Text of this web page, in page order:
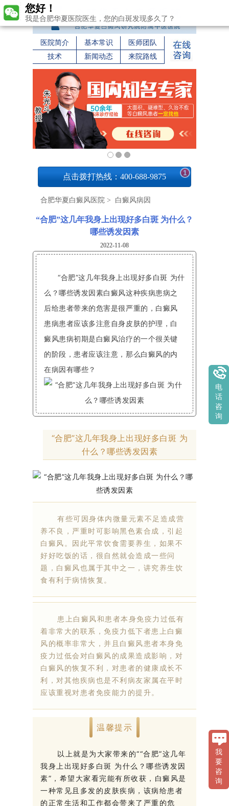
医院简介 基本常识
医师团队
技术
新闻动态 来院路线
点击拨打热线：400-688-9875 1
合肥华夏白癜风医院 > 白癜风病因
“合肥”这几年我身上出现好多白斑 为什么？
哪些诱发因素
2022-11-08
“合肥”这几年我身上出现好多白斑 为什
么？哪些诱发因素白癜风这种疾病患病之
后给患者带来的危害是很严重的，白癜风
患病患者应该多注意自身皮肤的护理，白
癜风患病初期是白癜风治疗的一个很关键
的阶段，患者应该注意，那么白癜风的内
在病因有哪些？
“合肥”这几年我身上出现好多白斑 为
什么？哪些诱发因素
有些可因身体内微量元素不足造成营
养不良，严重时可影响黑色素合成，引起
白癜风。因此平常饮食需要养生，如果不
好好吃饭的话，很自然就会造成一些问
题，白癜风也属于其中之一，讲究养生饮
食有利于病情恢复。
患上白癜风和患者本身免疫力过低有
着非常大的联系，免疫力低下者患上白癜
风的概率非常大，并且白癜风患者本身免
疫力过低会对白癜风的成果造成影响，对
白癜风的恢复不利，对患者的健康成长不
利，对其他疾病也是不利病友家属在平时
应该重视对患者免疫能力的提升。
温馨提示
以上就是为大家带来的““合肥”这几年
我身上出现好多白斑 为什么？哪些诱发因
素”，希望大家看完能有所收获，白癜风是
一种常见且多发的皮肤疾病，该病给患者
的正常生活和工作都会带来了严重的危
您好！
我是合肥华夏医院医生，您的白斑发现多久了？
我
要
咨
询
电
话
咨
询